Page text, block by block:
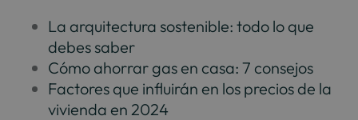
La arquitectura sostenible: todo lo que
debes saber
Cómo ahorrar gas en casa: 7 consejos
Factores que influirán en los precios de la
vivienda en 2024